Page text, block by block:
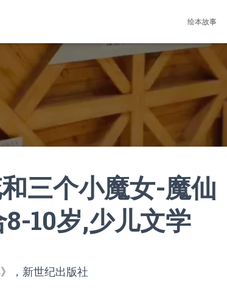
绘本故事
三个小魔女-魔仙
10岁,少儿文学
，新世纪出版社